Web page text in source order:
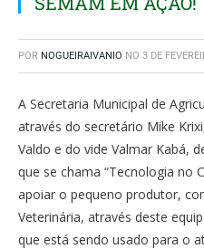
POR NOGUEIRAIVANIO NO 3 DE
A Secretaria Municipal de
através do secretário Mike
Valdo e do vide Valmar Kabá,
que se chama “Tecnologia no
apoiar o pequeno produtor,
Veterinária, através deste
que está sendo usado para o